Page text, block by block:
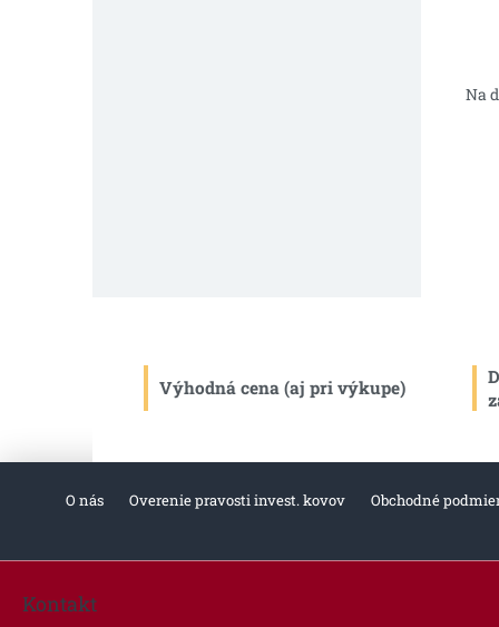
Na
Výhodná cena (aj pri výkupe)
O nás Overenie pravosti invest. kovov Obchodné
Z
Kontakt